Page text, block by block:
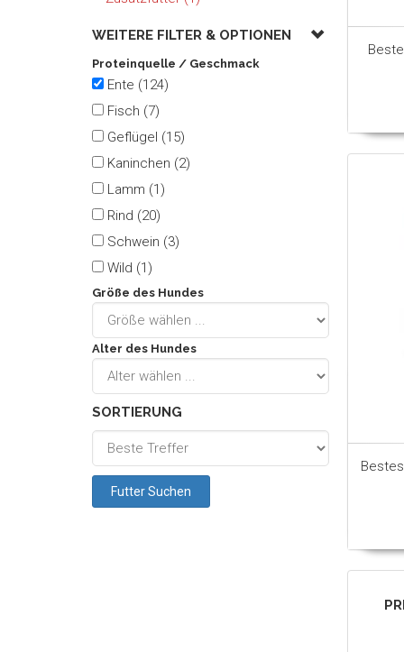
WEITERE FILTER & OPTIONEN
Proteinquelle / Geschmack
Ente (124)
Fisch (7)
Geflügel (15)
Kaninchen (2)
Lamm (1)
Rind (20)
Schwein (3)
Wild (1)
Größe des Hundes
Alter des Hundes
SORTIERUNG